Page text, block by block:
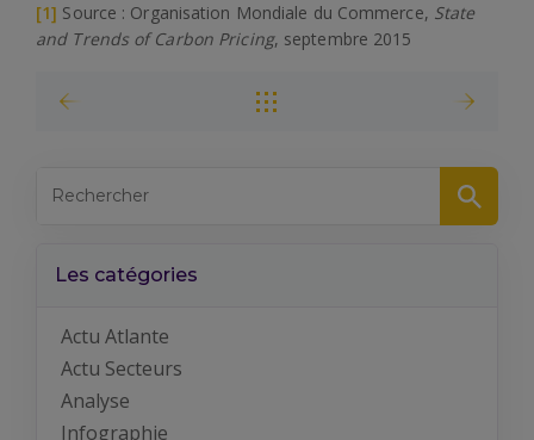
[1] Source : Organisation Mondiale du Commerce, State
and Trends of Carbon Pricing, septembre 2015
Les catégories
Actu Atlante
Actu Secteurs
Analyse
Infographie